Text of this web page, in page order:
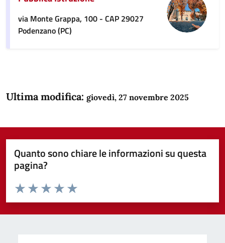
via Monte Grappa, 100 - CAP 29027
Podenzano (PC)
Ultima modifica: giovedì, 27 novembre 2025
Quanto sono chiare le informazioni su questa
pagina?
Domanda
Valuta da 1 a 5 stelle la pagina
Valuta 5 stelle su 5
Valuta 4 stelle su 5
Valuta 3 stelle su 5
Valuta 2 stelle su 5
Valuta 1 stelle su 5